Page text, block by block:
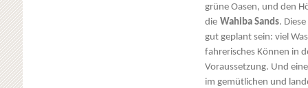
grüne Oasen, und den
die Wahiba Sands.
gut geplant sein: viel
fahrerisches Können in
Voraussetzung. Und
im gemütlichen und